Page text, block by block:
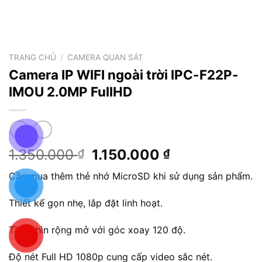
TRANG CHỦ / CAMERA QUAN SÁT
Camera IP WIFI ngoài trời IPC-F22P-
IMOU 2.0MP FullHD
1.350.000₫
Giá
gốc
là:
1.350.000 ₫.
1.150.000₫Giá
hiện
tại
Cần mua thêm thẻ nhớ MicroSD khi sử dụng sản phẩm.
Thiết kế gọn nhẹ, lắp đặt linh hoạt.
Tầm nhìn rộng mở với góc xoay 120 độ.
Độ nét Full HD 1080p cung cấp video sắc nét.